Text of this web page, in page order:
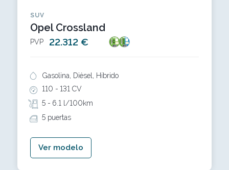
SUV
Opel Crossland
PVP 22.312 €
Gasolina, Diésel, Híbrido
110 - 131 CV
5 - 6.1 l/100km
5 puertas
Ver modelo